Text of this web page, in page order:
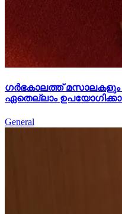
ഗർഭകാലത്ത്
ഏതെല്ലാം
General